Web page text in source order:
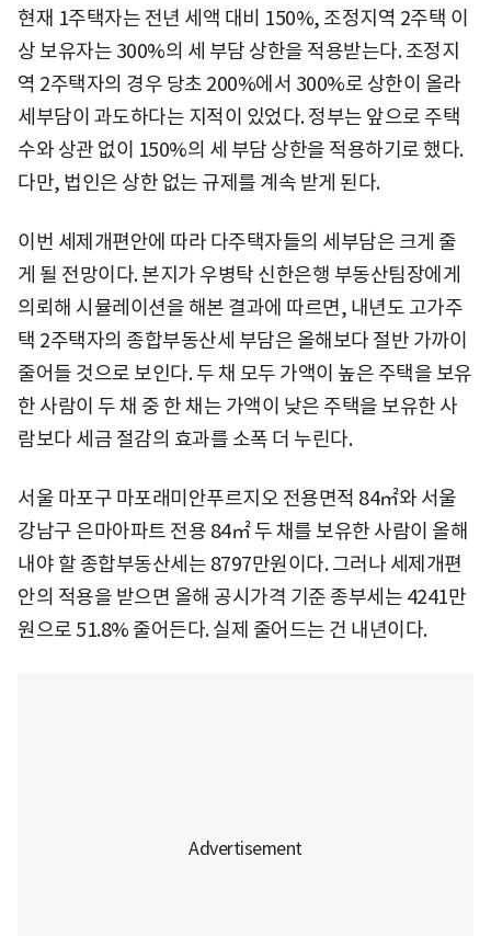
현재 1주택자는 전년 세액 대비 150%, 조정지역 2주택 이
상 보유자는 300%의 세 부담 상한을 적용받는다. 조정지
역 2주택자의 경우 당초 200%에서 300%로 상한이 올라
세부담이 과도하다는 지적이 있었다. 정부는 앞으로 주택
수와 상관 없이 150%의 세 부담 상한을 적용하기로 했다.
다만, 법인은 상한 없는 규제를 계속 받게 된다.
이번 세제개편안에 따라 다주택자들의 세부담은 크게 줄
게 될 전망이다. 본지가 우병탁 신한은행 부동산팀장에게
의뢰해 시뮬레이션을 해본 결과에 따르면, 내년도 고가주
택 2주택자의 종합부동산세 부담은 올해보다 절반 가까이
줄어들 것으로 보인다. 두 채 모두 가액이 높은 주택을 보유
한 사람이 두 채 중 한 채는 가액이 낮은 주택을 보유한 사
람보다 세금 절감의 효과를 소폭 더 누린다.
서울 마포구 마포래미안푸르지오 전용면적 84㎡와 서울
강남구 은마아파트 전용 84㎡ 두 채를 보유한 사람이 올해
내야 할 종합부동산세는 8797만원이다. 그러나 세제개편
안의 적용을 받으면 올해 공시가격 기준 종부세는 4241만
원으로 51.8% 줄어든다. 실제 줄어드는 건 내년이다.